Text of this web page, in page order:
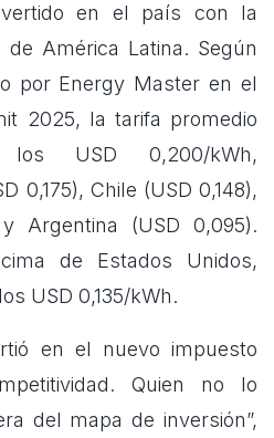
en el país con la
América Latina. Según
por Energy Master en el
2025, la tarifa promedio
los USD 0,200/kWh,
0,175), Chile (USD 0,148),
Argentina (USD 0,095).
de Estados Unidos,
USD 0,135/kWh.
en el nuevo impuesto
Quien no lo
del mapa de inversión”,